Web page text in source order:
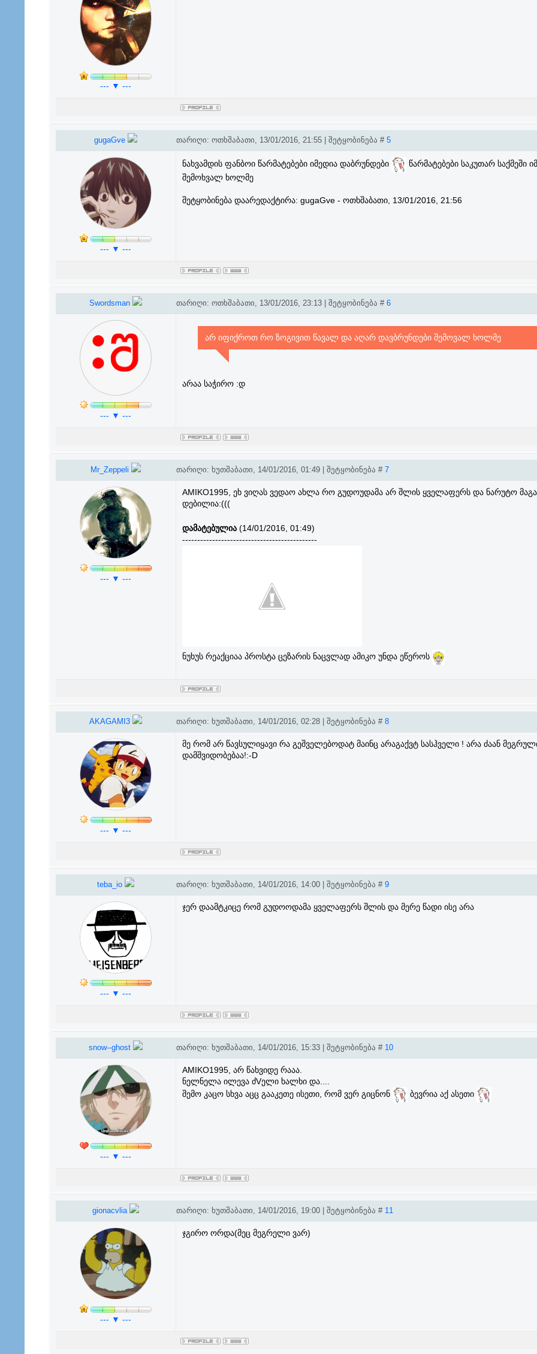
--- ▼ ---
gugaGve თარიღი: ოთხშაბათი, 13/01/2016, 21:55 | შეტყობინება # 5
--- ▼ ---
ნახვამდის ფანბოი წარმატებები იმედია დაბრუნდები
წარმატებები საკუთარ საქმეში
შემოხვალ ხოლმე
შეტყობინება დაარედაქტირა: gugaGve- ოთხშაბათი, 13/01/2016, 21:56
Swordsman თარიღი: ოთხშაბათი, 13/01/2016, 23:13 | შეტყობინება # 6
--- ▼ ---
არ იფიქროთ რო ზოგივით წავალ და აღარ დავბრუნდები შემოვალ ხოლმე
არაა საჭირო :დ
Mr_Zeppeli თარიღი: ხუთშაბათი, 14/01/2016, 01:49 | შეტყობინება # 7
--- ▼ ---
AMIKO1995, ეხ ვიღას ვედაო ახლა რო გუდოუდამა არ შლის ყველაფერს და ნარუტო
დებილია:(((
დამატებულია(14/01/2016, 01:49)
---------------------------------------------
ნუხუს რეაქციაა პროსტა ცეზარის ნაცვლად ამიკო უნდა ეწეროს
AKAGAMI3 თარიღი: ხუთშაბათი, 14/01/2016, 02:28 | შეტყობინება # 8
--- ▼ ---
მე რომ არ წავსულიყავი რა გეშველებოდატ მაინც არაგაქვტ სასჰველი ! არა ძაან
დამშვიდობებაა!:-D
teba_io თარიღი: ხუთშაბათი, 14/01/2016, 14:00 | შეტყობინება # 9
--- ▼ ---
ჯერ დაამტკიცე რომ გუდოოდამა ყველაფერს შლის და მერე წადი ისე არა
snow--ghost თარიღი: ხუთშაბათი, 14/01/2016, 15:33 | შეტყობინება # 10
--- ▼ ---
AMIKO1995, არ წახვიდე რააა.
ნელნელა ილევა ძVელი ხალხი და....
შემო კაცო სხვა აცც გააკეთე ისეთი, რომ ვერ გიცნონ
ბევრია აქ ასეთი
gionacvlia თარიღი: ხუთშაბათი, 14/01/2016, 19:00 | შეტყობინება # 11
--- ▼ ---
ჯგირო ორდა(მეც მეგრელი ვარ)